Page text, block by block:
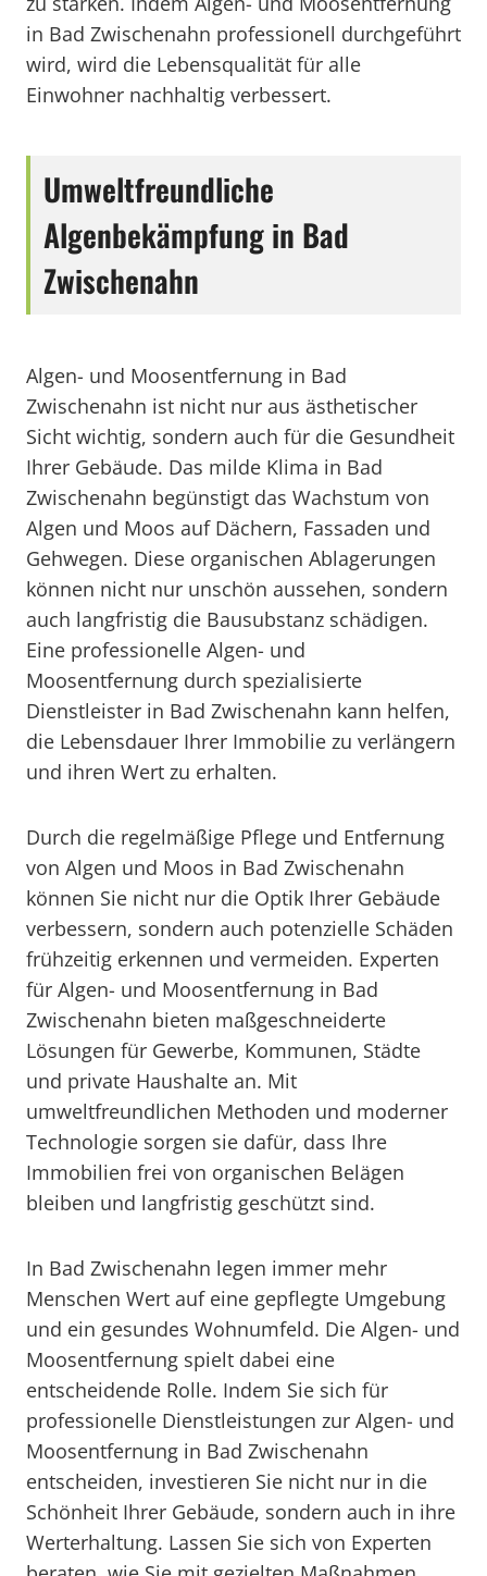
in Bad Zwischenahn professionell durchgeführt
wird, wird die Lebensqualität für alle
Einwohner nachhaltig verbessert.
Umweltfreundliche
Algenbekämpfung in Bad
Zwischenahn
Algen- und Moosentfernung in Bad
Zwischenahn ist nicht nur aus ästhetischer
Sicht wichtig, sondern auch für die Gesundheit
Ihrer Gebäude. Das milde Klima in Bad
Zwischenahn begünstigt das Wachstum von
Algen und Moos auf Dächern, Fassaden und
Gehwegen. Diese organischen Ablagerungen
können nicht nur unschön aussehen, sondern
auch langfristig die Bausubstanz schädigen.
Eine professionelle Algen- und
Moosentfernung durch spezialisierte
Dienstleister in Bad Zwischenahn kann helfen,
die Lebensdauer Ihrer Immobilie zu verlängern
und ihren Wert zu erhalten.
Durch die regelmäßige Pflege und Entfernung
von Algen und Moos in Bad Zwischenahn
können Sie nicht nur die Optik Ihrer Gebäude
verbessern, sondern auch potenzielle Schäden
frühzeitig erkennen und vermeiden. Experten
für Algen- und Moosentfernung in Bad
Zwischenahn bieten maßgeschneiderte
Lösungen für Gewerbe, Kommunen, Städte
und private Haushalte an. Mit
umweltfreundlichen Methoden und moderner
Technologie sorgen sie dafür, dass Ihre
Immobilien frei von organischen Belägen
bleiben und langfristig geschützt sind.
In Bad Zwischenahn legen immer mehr
Menschen Wert auf eine gepflegte Umgebung
und ein gesundes Wohnumfeld. Die Algen- und
Moosentfernung spielt dabei eine
entscheidende Rolle. Indem Sie sich für
professionelle Dienstleistungen zur Algen- und
Moosentfernung in Bad Zwischenahn
entscheiden, investieren Sie nicht nur in die
Schönheit Ihrer Gebäude, sondern auch in ihre
Werterhaltung. Lassen Sie sich von Experten